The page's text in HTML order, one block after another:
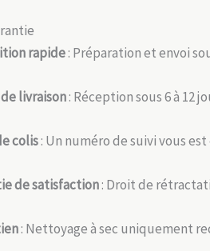
rapide: Préparation et envoi
livraison: Réception sous 6 à 12
colis: Un numéro de suivi vous
de satisfaction: Droit de
: Nettoyage à sec uniquement